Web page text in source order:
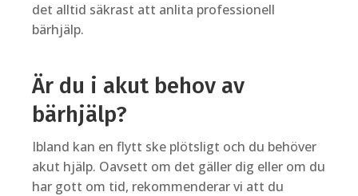
det alltid säkrast att anlita professionell
bärhjälp.
Är du i akut behov av
bärhjälp?
Ibland kan en flytt ske plötsligt och du behöver
akut hjälp. Oavsett om det gäller dig eller om du
har gott om tid, rekommenderar vi att du